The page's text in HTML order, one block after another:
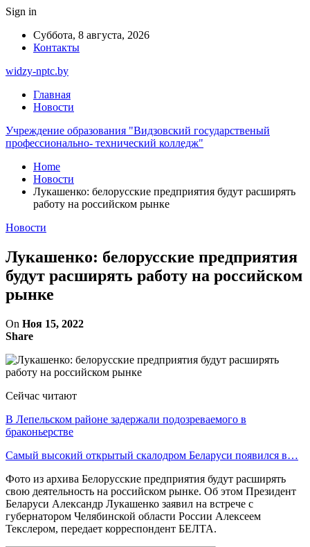
Sign in
Суббота, 8 августа, 2026
Контакты
widzy-nptc.by
Главная
Новости
Учреждение образования "Видзовский государственый
профессионально- технический колледж"
Home
Новости
Лукашенко: белорусские предприятия будут расширять
работу на российском рынке
Новости
Лукашенко: белорусские предприятия
будут расширять работу на российском
рынке
On Ноя 15, 2022
Share
Сейчас читают
В Лепельском районе задержали подозреваемого в
браконьерстве
Самый высокий открытый скалодром Беларуси появился в…
Фото из архива Белорусские предприятия будут расширять
свою деятельность на российском рынке. Об этом Президент
Беларуси Александр Лукашенко заявил на встрече с
губернатором Челябинской области России Алексеем
Текслером, передает корреспондент БЕЛТА.